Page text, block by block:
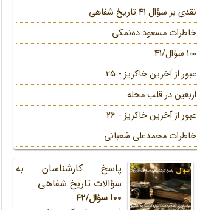
نقدی بر سؤال 41 تاریخ شفاهی
خاطرات مسعود ده‌نمکی
100 سؤال/41
عبور از آخرین خاکریز - 25
اربعین در قلب محله
عبور از آخرین خاکریز - 26
خاطرات محمد‌علی شعبانی
پاسخ کارشناسان به
سؤالات تاریخ شفاهی
100 سؤال/42